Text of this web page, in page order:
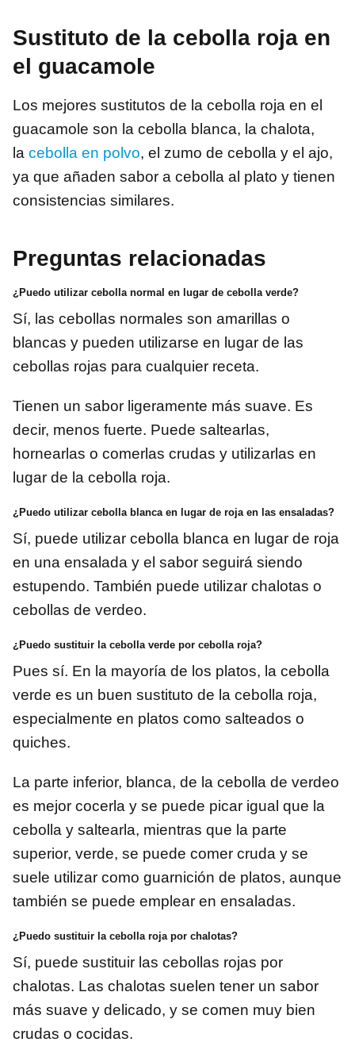
Sustituto de la cebolla roja en
el guacamole
Los mejores sustitutos de la cebolla roja en el
guacamole son la cebolla blanca, la chalota,
la cebolla en polvo, el zumo de cebolla y el ajo,
ya que añaden sabor a cebolla al plato y tienen
consistencias similares.
Preguntas relacionadas
¿Puedo utilizar cebolla normal en lugar de cebolla verde?
Sí, las cebollas normales son amarillas o
blancas y pueden utilizarse en lugar de las
cebollas rojas para cualquier receta.
Tienen un sabor ligeramente más suave. Es
decir, menos fuerte. Puede saltearlas,
hornearlas o comerlas crudas y utilizarlas en
lugar de la cebolla roja.
¿Puedo utilizar cebolla blanca en lugar de roja en las ensaladas?
Sí, puede utilizar cebolla blanca en lugar de roja
en una ensalada y el sabor seguirá siendo
estupendo. También puede utilizar chalotas o
cebollas de verdeo.
¿Puedo sustituir la cebolla verde por cebolla roja?
Pues sí. En la mayoría de los platos, la cebolla
verde es un buen sustituto de la cebolla roja,
especialmente en platos como salteados o
quiches.
La parte inferior, blanca, de la cebolla de verdeo
es mejor cocerla y se puede picar igual que la
cebolla y saltearla, mientras que la parte
superior, verde, se puede comer cruda y se
suele utilizar como guarnición de platos, aunque
también se puede emplear en ensaladas.
¿Puedo sustituir la cebolla roja por chalotas?
Sí, puede sustituir las cebollas rojas por
chalotas. Las chalotas suelen tener un sabor
más suave y delicado, y se comen muy bien
crudas o cocidas.